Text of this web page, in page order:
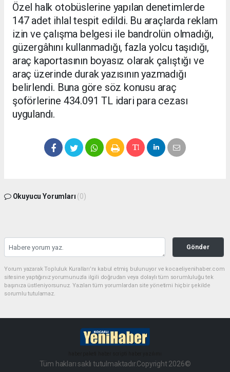
Özel halk otobüslerine yapılan denetimlerde
147 adet ihlal tespit edildi. Bu araçlarda reklam
izin ve çalışma belgesi ile bandrolün olmadığı,
güzergâhını kullanmadığı, fazla yolcu taşıdığı,
araç kaportasının boyasız olarak çalıştığı ve
araç üzerinde durak yazısının yazmadığı
belirlendi. Buna göre söz konusu araç
şoförlerine 434.091 TL idari para cezası
uygulandı.
Okuyucu Yorumları (0)
Gönder
Yorum yazarak Topluluk Kuralları’nı kabul etmiş bulunuyor ve kocaeliyenihaber.com
sitesine yaptığınız yorumunuzla ilgili doğrudan veya dolaylı tüm sorumluluğu tek
başınıza üstleniyorsunuz. Yazılan tüm yorumlardan site yönetimi hiçbir şekilde
sorumlu tutulamaz.
Tüm hakları saklı tutulmaktadır.Copyright 2026©